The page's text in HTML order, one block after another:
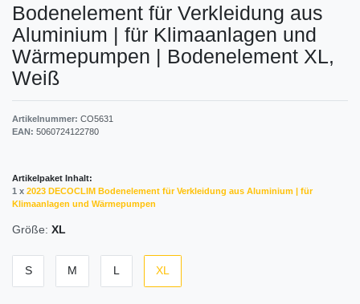
Bodenelement für Verkleidung aus
Aluminium | für Klimaanlagen und
Wärmepumpen | Bodenelement XL,
Weiß
Artikelnummer: CO5631
EAN: 5060724122780
Artikelpaket Inhalt:
1 x 2023 DECOCLIM Bodenelement für Verkleidung aus Aluminium | für
Klimaanlagen und Wärmepumpen
Größe: XL
S M L XL